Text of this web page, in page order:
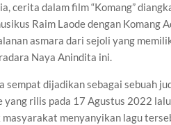
cerita dalam film “Komang”
Raim Laode dengan Komang
asmara dari sejoli yang
Naya Anindita ini.
sempat dijadikan sebagai sebuah
yang rilis pada 17 Agustus 2022
masyarakat menyanyikan lagu